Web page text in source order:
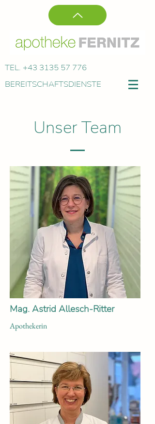
TEL. +43 3135 57 776
BEREITSCHAFTSDIENSTE
Unser Team
Mag. Astrid Allesch-Ritter
Apothekerin